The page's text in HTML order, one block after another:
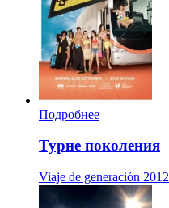
Подробнее
Турне поколения
Viaje de generación 2012